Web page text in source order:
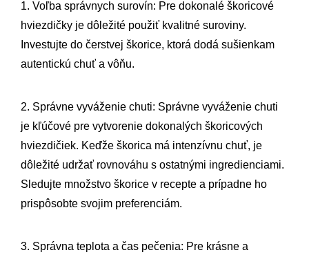
1. Voľba správnych surovín: Pre dokonalé škoricové
hviezdičky je dôležité použiť kvalitné suroviny.
Investujte do čerstvej škorice, ktorá dodá sušienkam
autentickú chuť a vôňu.
2. Správne vyváženie chuti: Správne vyváženie chuti
je kľúčové pre vytvorenie dokonalých škoricových
hviezdičiek. Keďže škorica má intenzívnu chuť, je
dôležité udržať rovnováhu s ostatnými ingredienciami.
Sledujte množstvo škorice v recepte a prípadne ho
prispôsobte svojim preferenciám.
3. Správna teplota a čas pečenia: Pre krásne a